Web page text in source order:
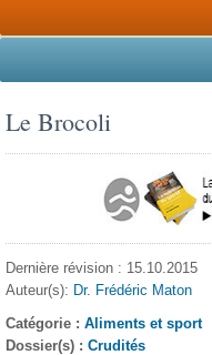
Le Brocoli
Dernière révision : 15.10.2015
Auteur(s): Dr. Frédéric Maton
Catégorie :Aliments et sport
Dossier(s) :Crudités